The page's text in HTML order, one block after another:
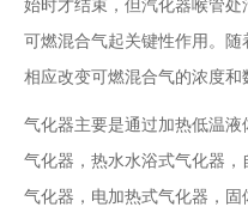
始时才结束，但汽化器喉管
可燃混合气起关键性作用。
相应改变可燃混合气的浓度和
气化器主要是通过加热低温
气化器，热水水浴式气化器
气化器，电加热式气化器，